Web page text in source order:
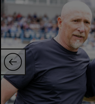
SuperLiga
Liga 2
Cupa
Echipa
U21
Fotbal